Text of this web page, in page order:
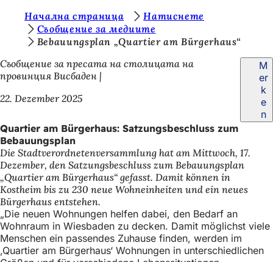
Inhalt anspringen
e
b
e
i
n
d
e
n
s
i
Начална страница
Натиснете
Съобщение за медиите
Bebauungsplan „Quartier am Bürgerhaus“
Съобщение за пресата на столицата на
провинция Висбаден
22. Dezember 2025
M
er
k
e
n
Quartier am Bürgerhaus: Satzungsbeschluss zum
Bebauungsplan
Die Stadtverordnetenversammlung hat am Mittwoch, 17.
Dezember, den Satzungsbeschluss zum Bebauungsplan
„Quartier am Bürgerhaus“ gefasst. Damit können in
Kostheim bis zu 230 neue Wohneinheiten und ein neues
Bürgerhaus entstehen.
„Die neuen Wohnungen helfen dabei, den Bedarf an
Wohnraum in Wiesbaden zu decken. Damit möglichst viele
Menschen ein passendes Zuhause finden, werden im
,Quartier am Bürgerhaus‘ Wohnungen in unterschiedlichen